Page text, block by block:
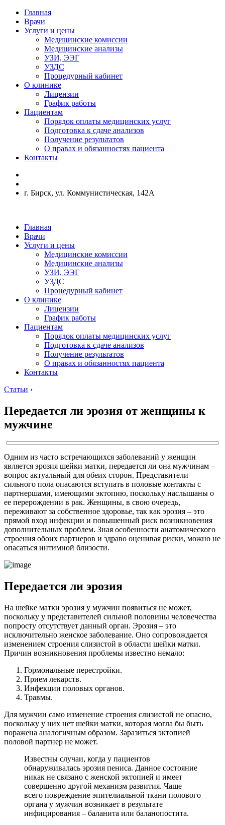
Главная
Врачи
Услуги и цены
Медицинские комиссии
Медицинские анализы
УЗИ, ЭЭГ
УЗДС
Процедурный кабинет
О клинике
Лицензии
График работы
Пациентам
Порядок оплаты медицинских услуг
Подготовка к сдаче анализов
Получение результатов
О правах и обязанностях пациента
Контакты
г. Бирск, ул. Коммунистическая, 142А
Главная
Врачи
Услуги и цены
Медицинские комиссии
Медицинские анализы
УЗИ, ЭЭГ
УЗДС
Процедурный кабинет
О клинике
Лицензии
График работы
Пациентам
Порядок оплаты медицинских услуг
Подготовка к сдаче анализов
Получение результатов
О правах и обязанностях пациента
Контакты
Статьи ›
Передается ли эрозия от женщины к
мужчине
Одним из часто встречающихся заболеваний у женщин
является эрозия шейки матки, передается ли она мужчинам –
вопрос актуальный для обеих сторон. Представители
сильного пола опасаются вступать в половые контакты с
партнершами, имеющими эктопию, поскольку наслышаны о
ее перерождении в рак. Женщины, в свою очередь,
переживают за собственное здоровье, так как эрозия – это
прямой вход инфекции и повышенный риск возникновения
дополнительных проблем. Зная особенности анатомического
строения обоих партнеров и здраво оценивая риски, можно не
опасаться интимной близости.
Передается ли эрозия
На шейке матки эрозия у мужчин появиться не может,
поскольку у представителей сильной половины человечества
попросту отсутствует данный орган. Эрозия – это
исключительно женское заболевание. Оно сопровождается
изменением строения слизистой в области шейки матки.
Причин возникновения проблемы известно немало:
Гормональные перестройки.
Прием лекарств.
Инфекции половых органов.
Травмы.
Для мужчин само изменение строения слизистой не опасно,
поскольку у них нет шейки матки, которая могла бы быть
поражена аналогичным образом. Заразиться эктопией
половой партнер не может.
Известны случаи, когда у пациентов
обнаруживалась эрозия пениса. Данное состояние
никак не связано с женской эктопией и имеет
совершенно другой механизм развития. Чаще
всего повреждение эпителиальной ткани полового
органа у мужчин возникает в результате
инфицирования – баланита или баланопостита.